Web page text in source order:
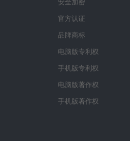
安全加密
官方认证
品牌商标
电脑版专利权
手机版专利权
电脑版著作权
手机版著作权